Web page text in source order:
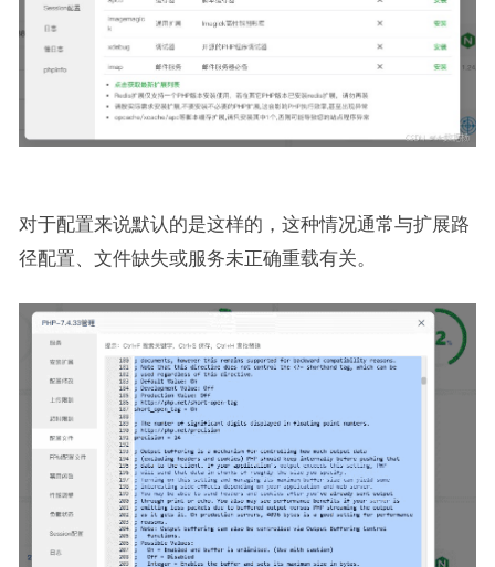
对于配置来说默认的是这样的，这种情况通常与扩展路
径配置、文件缺失或服务未正确重载有关。